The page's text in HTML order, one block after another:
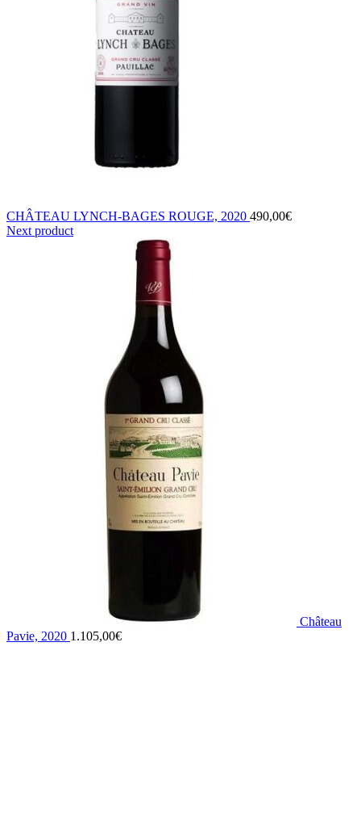
CHÂTEAU LYNCH-BAGES ROUGE, 2020 490,00€
Next product
Château
Pavie, 2020 1.105,00€